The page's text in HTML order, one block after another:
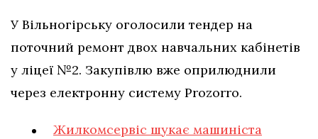
У Вільногірську оголосили тендер на
поточний ремонт двох навчальних кабінетів
у ліцеї №2. Закупівлю вже оприлюднили
через електронну систему Prozorro.
Жилкомсервіс шукає машиніста